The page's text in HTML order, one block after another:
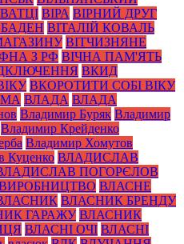
ВІРА ВІРНИЙ ДРУГ
ВІТАЛІЙ КОВАЛЬ
ВІТЧИЗНЯНЕ
З РФ ВІЧНА ПАМ'ЯТЬ
ВКИД
ВКОРОТИТИ СОБІ ВІКУ
ВЛАДА ВЛАДА
Владимир Буряк Владимир
Владимир Крейденко
Владимир Хомутов
Куценко ВЛАДИСЛАВ
ПОГОРЄЛОВ
ВЛАСНЕ
ВЛАСНИК БРЕНДУ
ГАРАЖУ ВЛАСНИК
ВЛАСНІ ОЧІ ВЛАСНІ